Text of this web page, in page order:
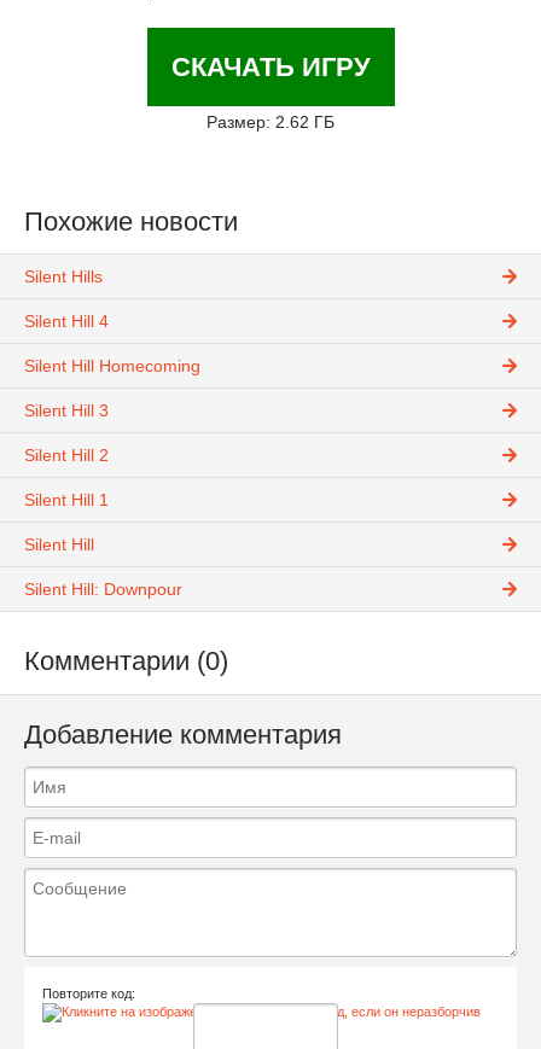
СКАЧАТЬ ИГРУ
Размер: 2.62 ГБ
Похожие новости
Silent Hills
Silent Hill 4
Silent Hill Homecoming
Silent Hill 3
Silent Hill 2
Silent Hill 1
Silent Hill
Silent Hill: Downpour
Комментарии (0)
Добавление комментария
Повторите код: